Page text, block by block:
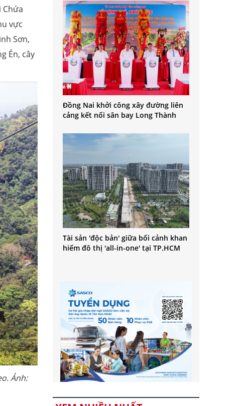
Chứa
vực
Sơn,
Én, cây
Ảnh:
Đồng Nai khởi công xây đường liên
cảng kết nối sân bay Long Thành
Tài sản 'độc bản' giữa bối cảnh khan
hiếm đô thị 'all-in-one' tại TP.HCM